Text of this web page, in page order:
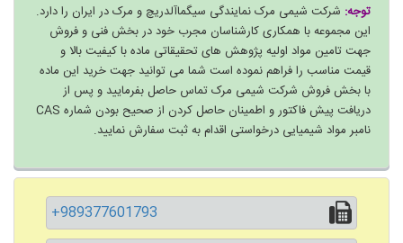
توجه: شرکت شیمی مرک نمایندگی سیگماآلدریچ و مرک در ایران را دارد.
این مجموعه با همکاری کارشناسان مجرب خود در بخش فنی و فروش
جهت تامین مواد اولیه پژوهش های تحقیقاتی ماده با کیفیت بالا و
قیمت مناسب را فراهم نموده است شما می توانید جهت خرید این ماده
با بخش فروش شرکت شیمی مرک تماس حاصل بفرمایید و پس از
دریافت پیش فاکتور و اطمینان حاصل کردن از صحیح بودن شماره CAS
نامبر مواد شیمیایی درخواستی اقدام به ثبت سفارش نمایید.
+989377601793